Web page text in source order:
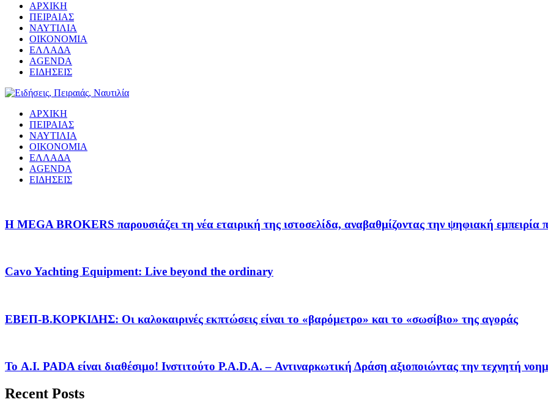
ΑΡΧΙΚΗ
ΠΕΙΡΑΙΑΣ
ΝΑΥΤΙΛΙΑ
ΟΙΚΟΝΟΜΙΑ
ΕΛΛΑΔΑ
AGENDA
ΕΙΔΗΣΕΙΣ
ΑΡΧΙΚΗ
ΠΕΙΡΑΙΑΣ
ΝΑΥΤΙΛΙΑ
ΟΙΚΟΝΟΜΙΑ
ΕΛΛΑΔΑ
AGENDA
ΕΙΔΗΣΕΙΣ
Η MEGA BROKERS παρουσιάζει τη νέα εταιρική της ιστοσελίδα, αναβαθμίζοντας την ψηφιακή εμπειρία
Cavo Yachting Equipment: Live beyond the ordinary
EΒΕΠ-Β.ΚΟΡΚΙΔΗΣ: Οι καλοκαιρινές εκπτώσεις είναι το «βαρόμετρο» και το «σωσίβιο» της αγοράς
Το A.I. PADA είναι διαθέσιμο! Ινστιτούτο P.A.D.A. – Αντιναρκωτική Δράση αξιοποιώντας την τεχνητή
Recent Posts